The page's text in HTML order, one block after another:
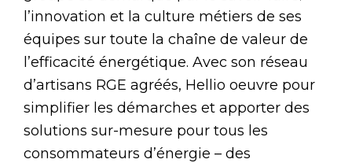
l’innovation et la culture métiers de ses
équipes sur toute la chaîne de valeur de
l’efficacité énergétique. Avec son réseau
d’artisans RGE agréés, Hellio oeuvre pour
simplifier les démarches et apporter des
solutions sur-mesure pour tous les
consommateurs d’énergie – des